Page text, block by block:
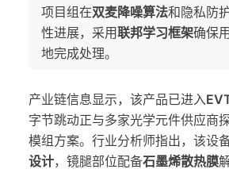
项目组在双麦降噪算法和隐私防
性进展，采用联邦学习框架确保
地完成处理。
产业链信息显示，该产品已进入
字节跳动正与多家光学元件供应商
模组方案。行业分析师指出，该设
设计，镜腿部位配备石墨烯散热膜